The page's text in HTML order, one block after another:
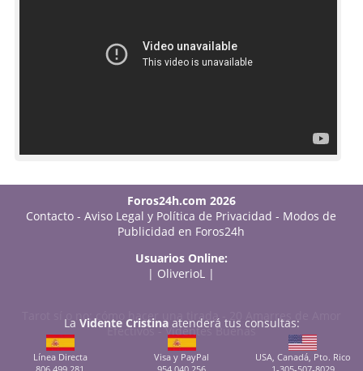
Foros24h.com 2026
Contacto -Aviso Legal y Política de Privacidad - Modos de
Publicidad en Foros24h
Usuarios Online:
| OliverioL |
Tarot sí o no: cómo hacer una tirada-
20 Amarres de Amor
Efectivos-Videntes Buenas
La Vidente Cristinaatenderá tus consultas:
Línea Directa
Visa y PayPal
USA, Canadá, Pto. Rico